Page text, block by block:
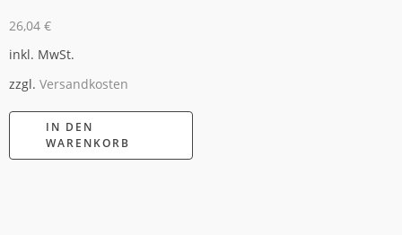
26,04 €
inkl. MwSt.
zzgl. Versandkosten
IN DEN
WARENKORB